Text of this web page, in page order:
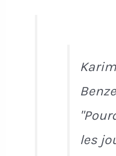
Karim
les